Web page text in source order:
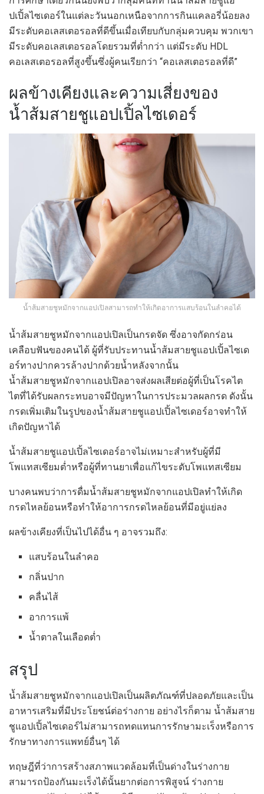
ปเปิ้ลไซเดอร์ในแต่ละวันนอกเหนือจากการกินแคลอรี่น้อยลง
มีระดับคอเลสเตอรอลที่ดีขึ้นเมื่อเทียบกับกลุ่มควบคุม พวกเขา
มีระดับคอเลสเตอรอลโดยรวมที่ต่ำกว่า แต่มีระดับ HDL
คอเลสเตอรอลที่สูงขึ้นซึ่งผู้คนเรียกว่า “คอเลสเตอรอลที่ดี”
ผลข้างเคียงและความเสี่ยงของ
น้ำส้มสายชูแอปเปิ้ลไซเดอร์
น้ำส้มสายชูหมักจากแอปเปิลสามารถทำให้เกิดอาการแสบร้อนในลำคอได้
น้ำส้มสายชูหมักจากแอปเปิลเป็นกรดจัด ซึ่งอาจกัดกร่อน
เคลือบฟันของคนได้ ผู้ที่รับประทานน้ำส้มสายชูแอปเปิ้ลไซเด
อร์ทางปากควรล้างปากด้วยน้ำหลังจากนั้น
น้ำส้มสายชูหมักจากแอปเปิลอาจส่งผลเสียต่อผู้ที่เป็นโรคไต
ไตที่ได้รับผลกระทบอาจมีปัญหาในการประมวลผลกรด ดังนั้น
กรดเพิ่มเติมในรูปของน้ำส้มสายชูแอปเปิ้ลไซเดอร์อาจทำให้
เกิดปัญหาได้
น้ำส้มสายชูแอปเปิ้ลไซเดอร์อาจไม่เหมาะสำหรับผู้ที่มี
โพแทสเซียมต่ำหรือผู้ที่ทานยาเพื่อแก้ไขระดับโพแทสเซียม
บางคนพบว่าการดื่มน้ำส้มสายชูหมักจากแอปเปิลทำให้เกิด
กรดไหลย้อนหรือทำให้อาการกรดไหลย้อนที่มีอยู่แย่ลง
ผลข้างเคียงที่เป็นไปได้อื่น ๆ อาจรวมถึง:
แสบร้อนในลำคอ
กลิ่นปาก
คลื่นไส้
อาการแพ้
น้ำตาลในเลือดต่ำ
สรุป
น้ำส้มสายชูหมักจากแอปเปิลเป็นผลิตภัณฑ์ที่ปลอดภัยและเป็น
อาหารเสริมที่มีประโยชน์ต่อร่างกาย อย่างไรก็ตาม น้ำส้มสาย
ชูแอปเปิ้ลไซเดอร์ไม่สามารถทดแทนการรักษามะเร็งหรือการ
รักษาทางการแพทย์อื่นๆ ได้
ทฤษฎีที่ว่าการสร้างสภาพแวดล้อมที่เป็นด่างในร่างกาย
สามารถป้องกันมะเร็งได้นั้นยากต่อการพิสูจน์ ร่างกาย